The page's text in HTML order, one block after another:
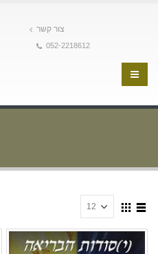
צור קשר
052-2218612